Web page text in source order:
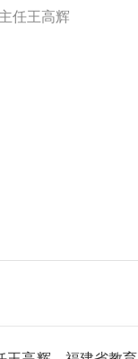
任王高辉